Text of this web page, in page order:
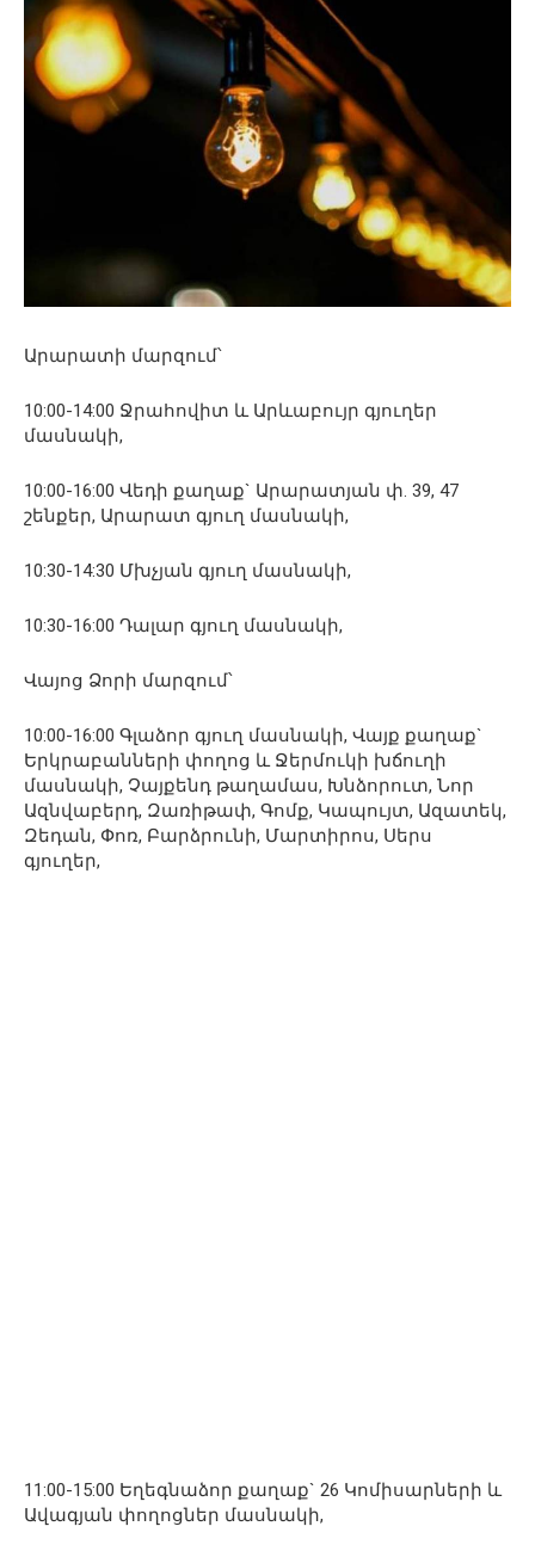
Արարատի մարզում՝
10:00-14:00 Ջրահովիտ և Արևաբույր գյուղեր
մասնակի,
10:00-16:00 Վեդի քաղաք` Արարատյան փ. 39, 47
շենքեր, Արարատ գյուղ մասնակի,
10:30-14:30 Մխչյան գյուղ մասնակի,
10:30-16:00 Դալար գյուղ մասնակի,
Վայոց Ձորի մարզում՝
10:00-16:00 Գլաձոր գյուղ մասնակի, Վայք քաղաք`
Երկրաբանների փողոց և Ջերմուկի խճուղի
մասնակի, Չայքենդ թաղամաս, Խնձորուտ, Նոր
Ազնվաբերդ, Զառիթափ, Գոմք, Կապույտ, Ազատեկ,
Զեդան, Փոռ, Բարձրունի, Մարտիրոս, Սերս
գյուղեր,
11:00-15:00 Եղեգնաձոր քաղաք` 26 Կոմիսարների և
Ավագյան փողոցներ մասնակի,